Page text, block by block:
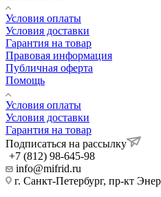
Условия оплаты
Условия доставки
Гарантия на товар
Правовая информация
Публичная оферта
Помощь
Условия оплаты
Условия доставки
Гарантия на товар
Подписаться на рассылку
+7 (812) 98-645-98
info@mifrid.ru
г. Санкт-Петербург, пр-кт